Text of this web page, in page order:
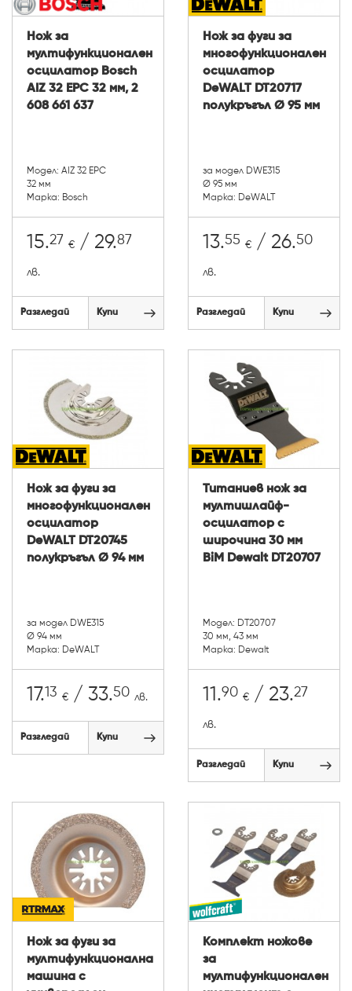
Нож за
мултифункционален
осцилатор Bosch
AIZ 32 EPC 32 мм, 2
608 661 637
Модел: AIZ 32 EPC
32 мм
Марка: Bosch
15.27 € / 29.87
лв.
Разгледай Купи
Нож за фуги за
многофункционален
осцилатор
DeWALT DT20717
полукръгъл Ø 95 мм
за модел DWE315
Ø 95 мм
Марка: DeWALT
13.55 € / 26.50
лв.
Разгледай Купи
Нож за фуги за
многофункционален
осцилатор
DeWALT DT20745
полукръгъл Ø 94 мм
за модел DWE315
Ø 94 мм
Марка: DeWALT
17.13 € / 33.50 лв.
Разгледай Купи
Титаниев нож за
мултишлайф-
осцилатор с
широчина 30 мм
BiM Dewalt DT20707
Модел: DT20707
30 мм, 43 мм
Марка: Dewalt
11.90 € / 23.27
лв.
Разгледай Купи
Нож за фуги за
мултифункционална
машина с
Комплект ножове
за
мултифункционален